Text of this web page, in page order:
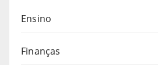
Ensino
Finanças